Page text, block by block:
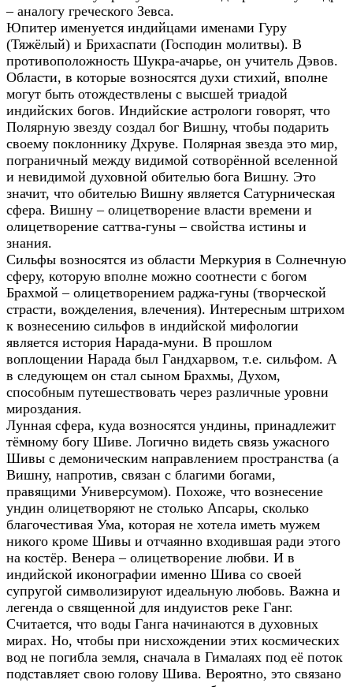
– аналогу греческого Зевса.
Юпитер именуется индийцами именами Гуру
(Тяжёлый) и Брихаспати (Господин молитвы). В
противоположность Шукра-ачарье, он учитель Дэвов.
Области, в которые возносятся духи стихий, вполне
могут быть отождествлены с высшей триадой
индийских богов. Индийские астрологи говорят, что
Полярную звезду создал бог Вишну, чтобы подарить
своему поклоннику Дхруве. Полярная звезда это мир,
пограничный между видимой сотворённой вселенной
и невидимой духовной обителью бога Вишну. Это
значит, что обителью Вишну является Сатурническая
сфера. Вишну – олицетворение власти времени и
олицетворение саттва-гуны – свойства истины и
знания.
Сильфы возносятся из области Меркурия в Солнечную
сферу, которую вполне можно соотнести с богом
Брахмой – олицетворением раджа-гуны (творческой
страсти, вожделения, влечения). Интересным штрихом
к вознесению сильфов в индийской мифологии
является история Нарада-муни. В прошлом
воплощении Нарада был Гандхарвом, т.е. сильфом. А
в следующем он стал сыном Брахмы, Духом,
способным путешествовать через различные уровни
мироздания.
Лунная сфера, куда возносятся ундины, принадлежит
тёмному богу Шиве. Логично видеть связь ужасного
Шивы с демоническим направлением пространства (а
Вишну, напротив, связан с благими богами,
правящими Универсумом). Похоже, что вознесение
ундин олицетворяют не столько Апсары, сколько
благочестивая Ума, которая не хотела иметь мужем
никого кроме Шивы и отчаянно входившая ради этого
на костёр. Венера – олицетворение любви. И в
индийской иконографии именно Шива со своей
супругой символизируют идеальную любовь. Важна и
легенда о священной для индуистов реке Ганг.
Считается, что воды Ганга начинаются в духовных
мирах. Но, чтобы при нисхождении этих космических
вод не погибла земля, сначала в Гималаях под её поток
подставляет свою голову Шива. Вероятно, это связано